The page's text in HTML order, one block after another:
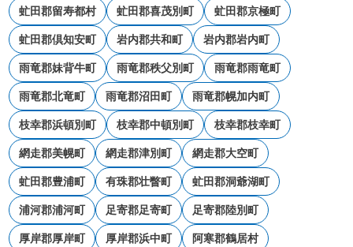
虻田郡留寿都村 虻田郡喜茂別町 虻田郡京極町
虻田郡倶知安町 岩内郡共和町 岩内郡岩内町
雨竜郡妹背牛町 雨竜郡秩父別町 雨竜郡雨竜町
雨竜郡北竜町 雨竜郡沼田町 雨竜郡幌加内町
枝幸郡浜頓別町 枝幸郡中頓別町 枝幸郡枝幸町
網走郡美幌町 網走郡津別町 網走郡大空町
虻田郡豊浦町 有珠郡壮瞥町 虻田郡洞爺湖町
浦河郡浦河町 足寄郡足寄町 足寄郡陸別町
厚岸郡厚岸町 厚岸郡浜中町 阿寒郡鶴居村